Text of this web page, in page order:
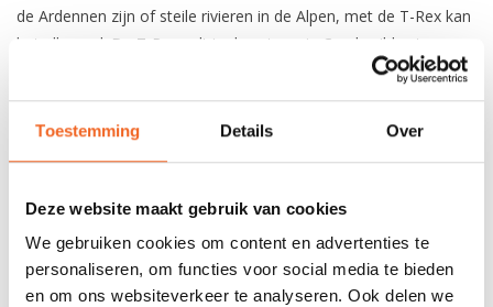
Toestemming Details Over
Deze website maakt gebruik van cookies
We gebruiken cookies om content en advertenties te
personaliseren, om functies voor social media te bieden
en om ons websiteverkeer te analyseren. Ook delen we
de Ardennen zijn of steile rivieren in de Alpen, met de T-Rex kan
het allemaal. De T-Rex valt in de categorie Creek wildwater
kajaks en is dus bedoelt voor technisch afvaren. Dit model is
makkelijk op snelheid te brengen waardoor men hard
keerwaters in kan varen en veel plezier kan beleven. Door de
gaat boefen (vlak landen na verval) snel en makkelijk. De T-Rex
is door zijn stabiliteit en rondingen geschikt voor beginners en
door zijn snelheid uitdagend voor ervaren kajakkers en
instructeurs die hun grenzen willen verleggen!